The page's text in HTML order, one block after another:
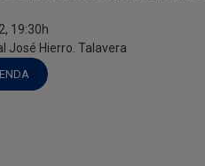
19:30h
José Hierro. Talavera